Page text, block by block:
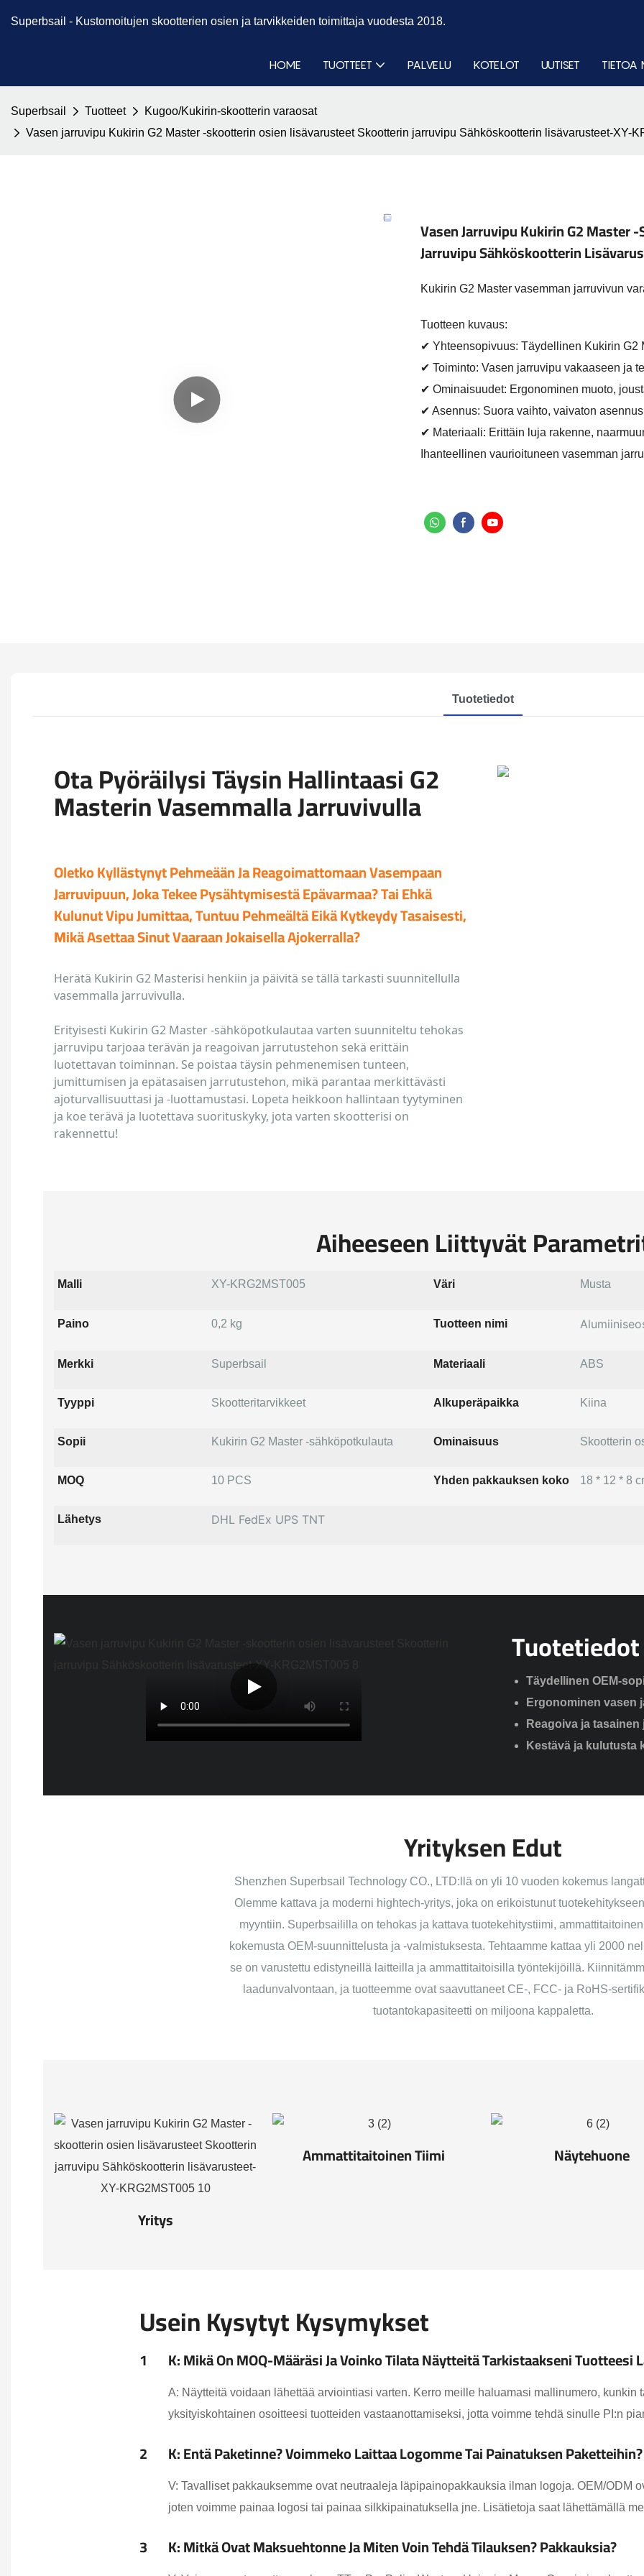
Superbsail - Kustomoitujen skootterien osien ja tarvikkeiden toimittaja vuodesta 2018.
HOME TUOTTEET PALVELU KOTELOT UUTISET TIETOA
Superbsail Tuotteet
Kugoo/Kukirin-skootterin varaosat
Vasen jarruvipu Kukirin G2 Master -skootterin osien lisävarusteet Skootterin jarruvipu Sähköskootterin lisävarusteet-XY-
Vasen Jarruvipu Kukirin G2
Jarruvipu Sähköskootterin
Kukirin G2 Master vasemman jarruvivun
Tuotteen kuvaus:
✔ Yhteensopivuus: Täydellinen Kukirin G2
✔ Toiminto: Vasen jarruvipu vakaaseen ja
✔ Ominaisuudet: Ergonominen muoto,
✔ Asennus: Suora vaihto, vaivaton
✔ Materiaali: Erittäin luja rakenne,
Ihanteellinen vaurioituneen vasemman
Tuotetiedot
Ota Pyöräilysi Täysin Hallintaasi G2
Masterin Vasemmalla Jarruvivulla
Oletko Kyllästynyt Pehmeään Ja Reagoimattomaan Vasempaan
Jarruvipuun, Joka Tekee Pysähtymisestä Epävarmaa? Tai Ehkä
Kulunut Vipu Jumittaa, Tuntuu Pehmeältä Eikä Kytkeydy Tasaisesti,
Mikä Asettaa Sinut Vaaraan Jokaisella Ajokerralla?
Herätä Kukirin G2 Masterisi henkiin ja päivitä se tällä tarkasti suunnitellulla
vasemmalla jarruvivulla.
Erityisesti Kukirin G2 Master -sähköpotkulautaa varten suunniteltu tehokas
jarruvipu tarjoaa terävän ja reagoivan jarrutustehon sekä erittäin
luotettavan toiminnan. Se poistaa täysin pehmenemisen tunteen,
jumittumisen ja epätasaisen jarrutustehon, mikä parantaa merkittävästi
ajoturvallisuuttasi ja -luottamustasi. Lopeta heikkoon hallintaan tyytyminen
ja koe terävä ja luotettava suorituskyky, jota varten skootterisi on
rakennettu!
Aiheeseen Liittyvät
Malli XY-KRG2MST005 Väri Musta
Paino 0,2 kg Tuotteen nimi
Merkki Superbsail Materiaali ABS
Tyyppi Skootteritarvikkeet Alkuperäpaikka Kiina
Sopii Kukirin G2 Master -sähköpotkulauta Ominaisuus Skootterin
MOQ 10 PCS Yhden pakkauksen koko 18 * 12 * 8
Lähetys DHL FedEx UPS TNT
Tuotetiedot
Täydellinen OEM-
Ergonominen vasen
Reagoiva ja
Kestävä ja kulutusta
Yrityksen Edut
Shenzhen Superbsail Technology CO., LTD:llä on yli 10 vuoden kokemus
Olemme kattava ja moderni hightech-yritys, joka on erikoistunut
myyntiin. Superbsaililla on tehokas ja kattava tuotekehitystiimi,
kokemusta OEM-suunnittelusta ja -valmistuksesta. Tehtaamme kattaa yli 2000
se on varustettu edistyneillä laitteilla ja ammattitaitoisilla työntekijöillä.
laadunvalvontaan, ja tuotteemme ovat saavuttaneet CE-, FCC- ja RoHS-
tuotantokapasiteetti on miljoona kappaletta.
Yritys
Ammattitaitoinen Tiimi Näytehuone
Usein Kysytyt Kysymykset
1 K: Mikä On MOQ-Määräsi Ja Voinko Tilata Näytteitä Tarkistaakseni Tuotteesi
A: Näytteitä voidaan lähettää arviointiasi varten. Kerro meille haluamasi mallinumero, kunkin
yksityiskohtainen osoitteesi tuotteiden vastaanottamiseksi, jotta voimme tehdä sinulle PI:n
2 K: Entä Paketinne? Voimmeko Laittaa Logomme Tai Painatuksen Paketteihin?
V: Tavalliset pakkauksemme ovat neutraaleja läpipainopakkauksia ilman logoja. OEM/ODM
joten voimme painaa logosi tai painaa silkkipainatuksella jne. Lisätietoja saat lähettämällä
3 K: Mitkä Ovat Maksuehtonne Ja Miten Voin Tehdä Tilauksen? Pakkauksia?